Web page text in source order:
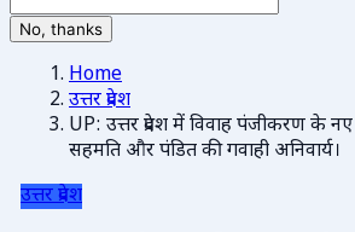
No, thanks
Home
उत्तर प्रदेश
UP: उत्तर प्रदेश में विवाह पंजीकरण के
सहमति और पंडित की गवाही अनिवार्य।
उत्तर प्रदेश